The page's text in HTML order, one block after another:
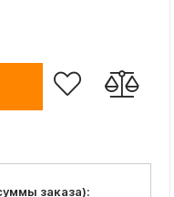
заказа):